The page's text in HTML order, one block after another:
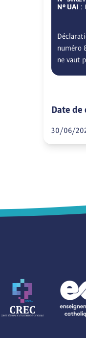
N° UAI :
numéro
ne vaut
Date
30/06/